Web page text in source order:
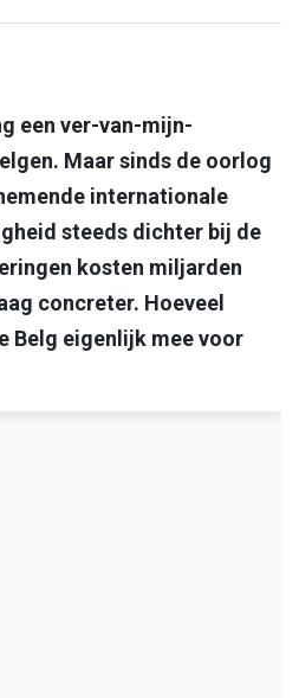
Mail
via link
een ver-van-mijn-
Maar sinds de oorlog
internationale
steeds dichter bij de
kosten miljarden
concreter. Hoeveel
Belg eigenlijk mee voor